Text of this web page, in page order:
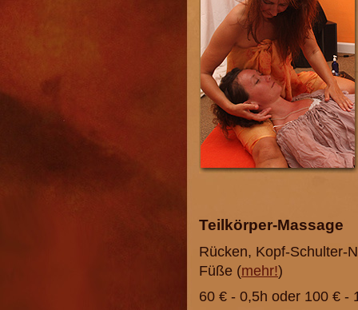
Teilkörper-Massage
Rücken, Kopf-Schulter-
Füße (mehr!)
60 € - 0,5h oder 100 € -